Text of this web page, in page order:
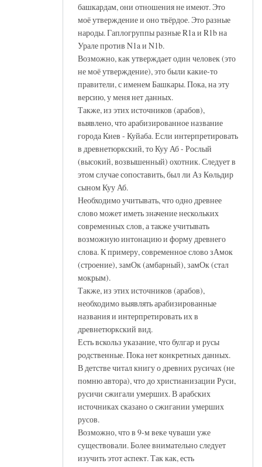
башкардам, они отношения не имеют. Это
моё утверждение и оно твёрдое. Это разные
народы. Гаплогруппы разные R1a и R1b на
Урале против N1a и N1b.
Возможно, как утверждает один человек (это
не моё утверждение), это были какие-то
правители, с именем Башкары. Пока, на эту
версию, у меня нет данных.
Также, из этих источников (арабов),
выявлено, что арабизированное название
города Киев - Куйаба. Если интерпретировать
в древнетюркский, то Куу Аб - Рослый
(высокий, возвышенный) охотник. Следует в
этом случае сопоставить, был ли Аз Көльдир
сыном Куу Аб.
Необходимо учитывать, что одно древнее
слово может иметь значение нескольких
современных слов, а также учитывать
возможную интонацию и форму древнего
слова. К примеру, современное слово зАмок
(строение), замОк (амбарный), замОк (стал
мокрым).
Также, из этих источников (арабов),
необходимо выявлять арабизированные
названия и интерпретировать их в
древнетюркский вид.
Есть вскольз указание, что булгар и русы
родственные. Пока нет конкретных данных.
В детстве читал книгу о древних русичах (не
помню автора), что до христианизации Руси,
русичи сжигали умерших. В арабских
источниках сказано о сжигании умерших
русов.
Возможно, что в 9-м веке чуваши уже
существовали. Более внимательно следует
изучить этот аспект. Так как, есть